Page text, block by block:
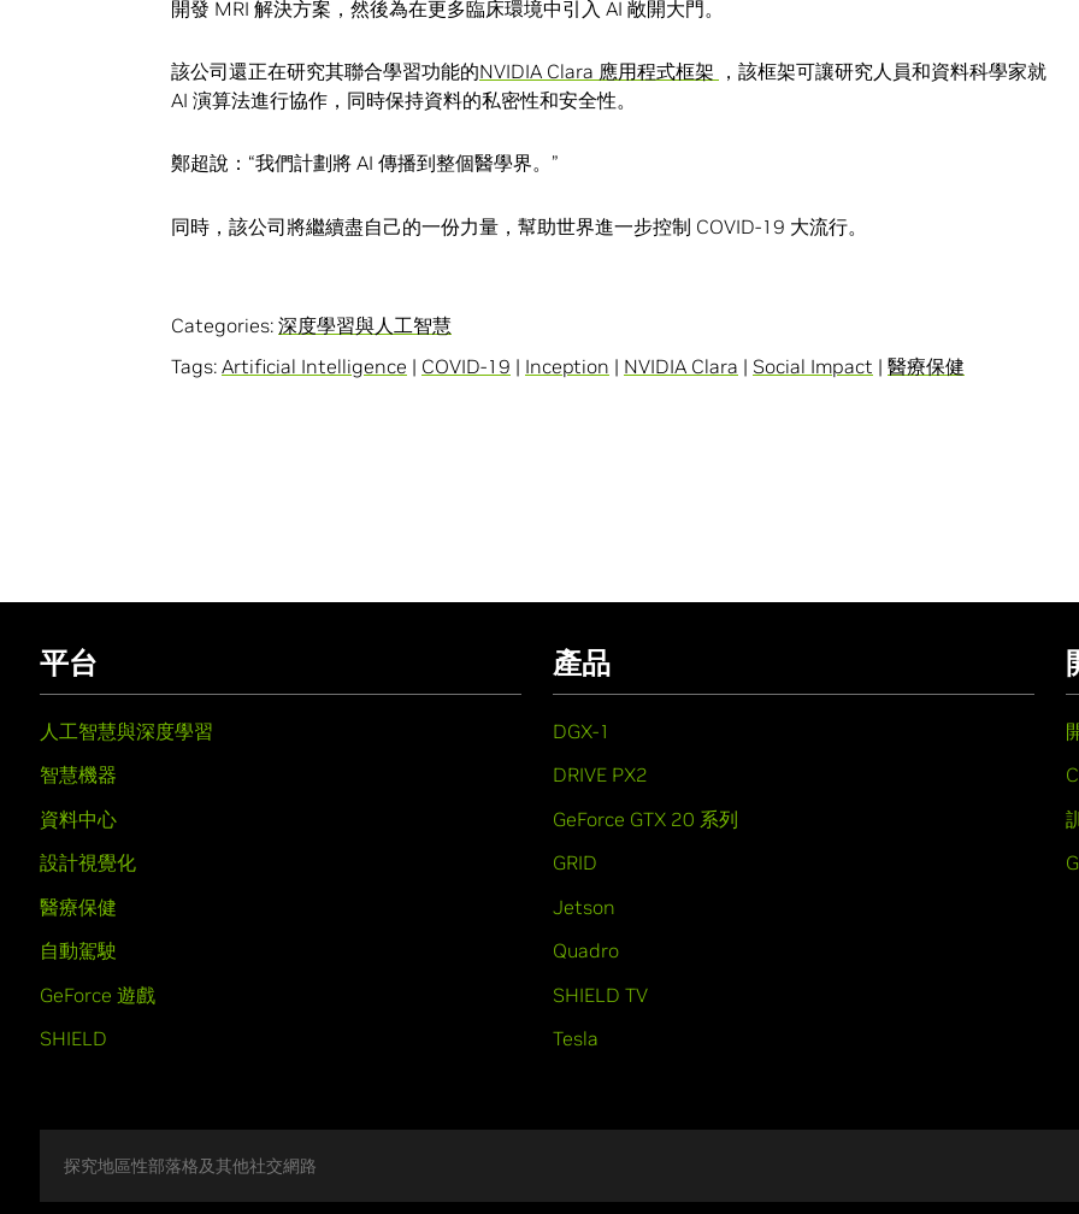
開發 MRI 解決方案，然後為在更多臨床環境中引入 AI 敞開大門。
該公司還正在研究其聯合學習功能的NVIDIA Clara 應用程式框架 ，該框架可讓研究人員和資料科學家就
AI 演算法進行協作，同時保持資料的私密性和安全性。
鄭超說：“我們計劃將 AI 傳播到整個醫學界。”
同時，該公司將繼續盡自己的一份力量，幫助世界進一步控制 COVID-19 大流行。
Categories: 深度學習與人工智慧
Tags: Artificial Intelligence | COVID-19 | Inception | NVIDIA Clara | Social Impact | 醫療保健
平台
人工智慧與深度學習
智慧機器
資料中心
設計視覺化
醫療保健
自動駕駛
GeForce 遊戲
SHIELD
產品
DGX-1
DRIVE PX2
GeForce GTX 20 系列
GRID
Jetson
Quadro
SHIELD TV
Tesla
探究地區性部落格及其他社交網路